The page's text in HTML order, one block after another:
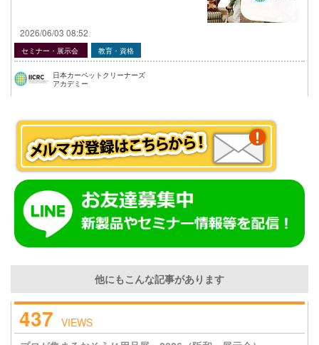
2026/06/03 08:52
セミナー・展示会 教育・資格
日本カーペットクリーナーズ
アカデミー
他にもこんな記事があります
437 VIEWS